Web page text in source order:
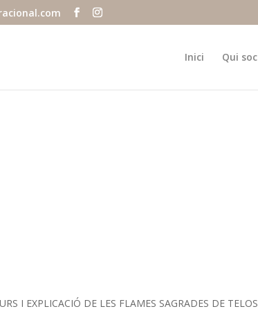
Inici Qui soc
I EXPLICACIÓ DE LES FLAMES SAGRADES DE TELOS